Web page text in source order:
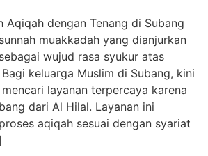
Aqiqah dengan Tenang di Subang
muakkadah yang dianjurkan
wujud rasa syukur atas
keluarga Muslim di Subang, kini
layanan terpercaya karena
dari Al Hilal. Layanan ini
aqiqah sesuai dengan syariat